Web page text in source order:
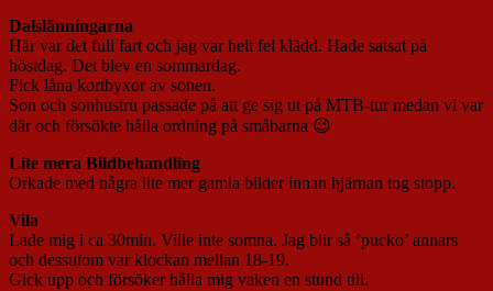
Dalslänningarna
Här var det full fart och jag var helt fel klädd. Hade satsat på
höstdag. Det blev en sommardag.
Fick låna kortbyxor av sonen.
Son och sonhustru passade på att ge sig ut på MTB-tur medan vi var
där och försökte hålla ordning på småbarna 😉
Lite mera Bildbehandling
Orkade med några lite mer gamla bilder innan hjärnan tog stopp.
Vila
Lade mig i ca 30min. Ville inte somna. Jag blir så ’pucko’ annars
och dessutom var klockan mellan 18-19.
Gick upp och försöker hålla mig vaken en stund till.